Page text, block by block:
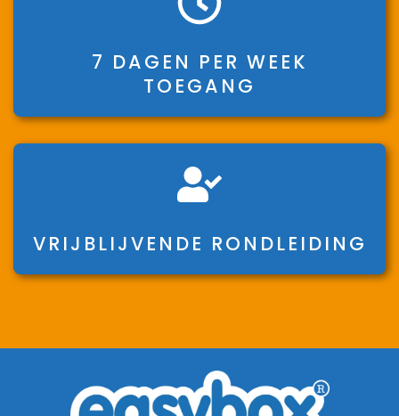
7 DAGEN PER WEEK
TOEGANG
VRIJBLIJVENDE RONDLEIDING